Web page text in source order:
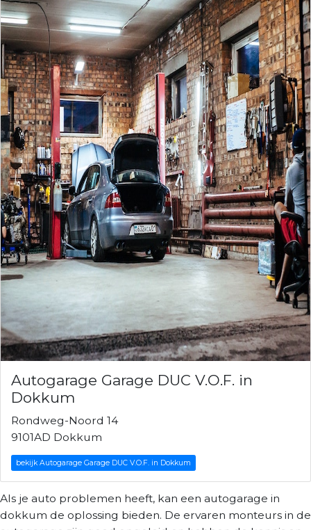
Autogarage Garage DUC V.O.F. in
Dokkum
Rondweg-Noord 14
9101AD Dokkum
bekijk Autogarage Garage DUC V.O.F. in Dokkum
Als je auto problemen heeft, kan een autogarage in
dokkum de oplossing bieden. De ervaren monteurs in de